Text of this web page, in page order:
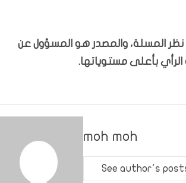
نظر المسلة، والمصدر هو المسؤول عن
بأعلى مستوياتها.
moh moh
See author's